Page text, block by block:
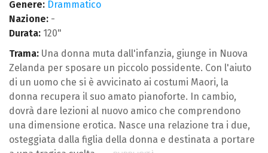
Genere: Drammatico
Nazione: -
Durata: 120"
Trama: Una donna muta dall'infanzia, giunge in Nuova
Zelanda per sposare un piccolo possidente. Con l'aiuto
di un uomo che si è avvicinato ai costumi Maori, la
donna recupera il suo amato pianoforte. In cambio,
dovrà dare lezioni al nuovo amico che comprendono
una dimensione erotica. Nasce una relazione tra i due,
osteggiata dalla figlia della donna e destinata a portare